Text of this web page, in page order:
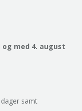
med 4. august
samt